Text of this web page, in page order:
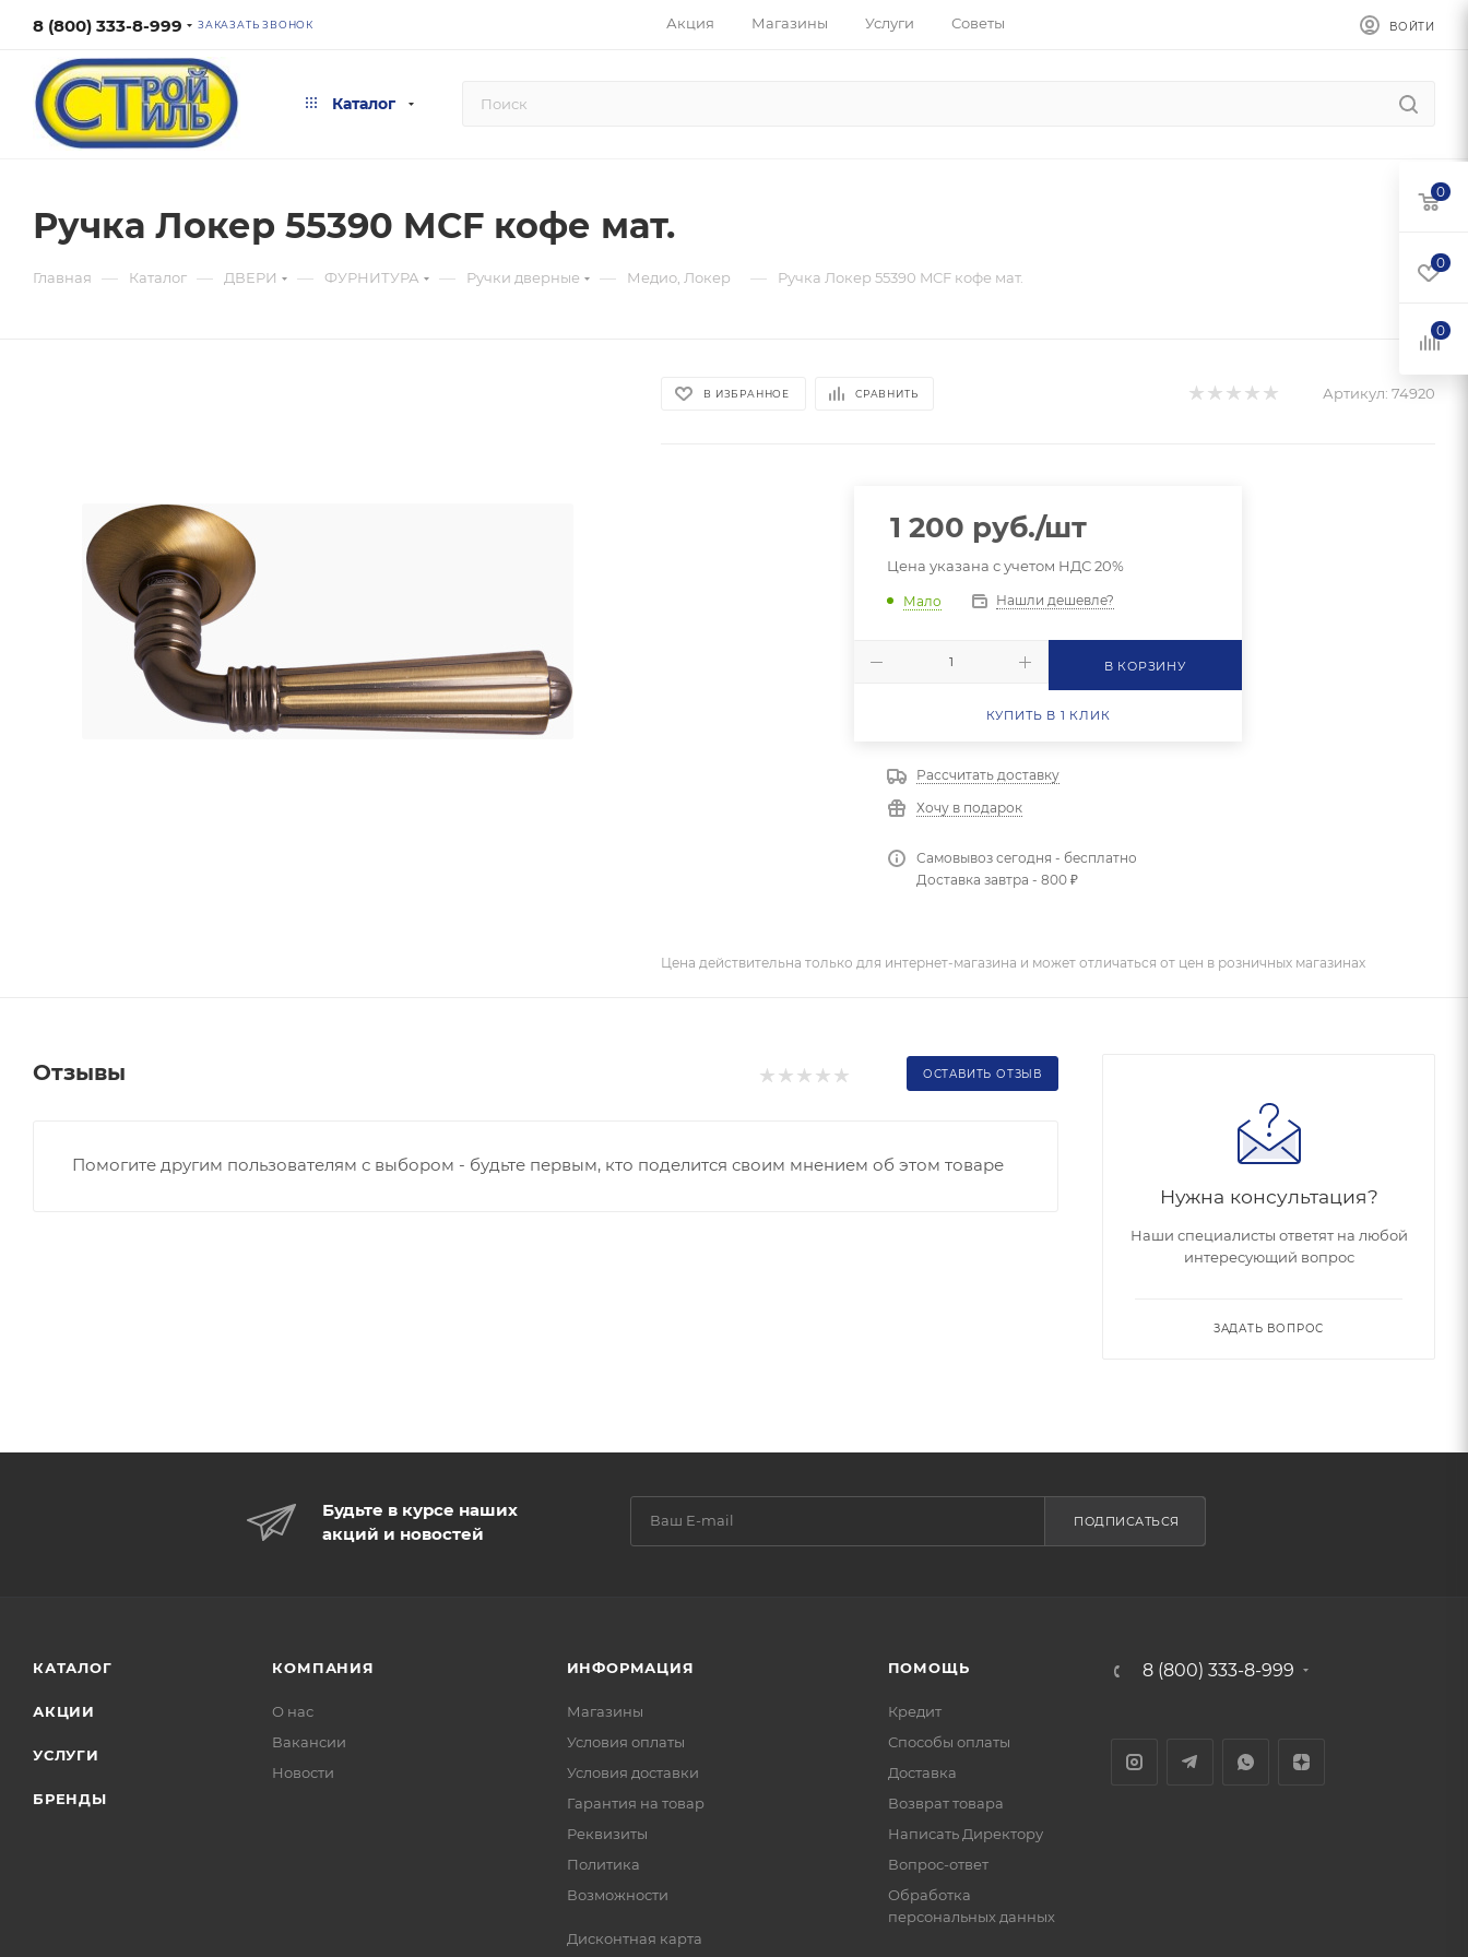
8 (800) 333-8-999 ЗАКАЗАТЬ ЗВОНОК Акция Магазины Услуги Советы ВОЙТИ
Каталог
Ручка Локер 55390 MCF кофе мат.
Главная — Каталог — ДВЕРИ — ФУРНИТУРА — Ручки дверные — Медио, Локер — Ручка Локер 55390 MCF кофе мат.
В ИЗБРАННОЕ СРАВНИТЬ Артикул: 74920
1 200 руб./шт
Цена указана с учетом НДС 20%
Мало Нашли дешевле?
В КОРЗИНУ
КУПИТЬ В 1 КЛИК
Рассчитать доставку
Хочу в подарок
Самовывоз сегодня - бесплатно
Доставка завтра - 800 ₽
Цена действительна только для интернет-магазина и может отличаться от цен в розничных магазинах
Отзывы ОСТАВИТЬ ОТЗЫВ
Помогите другим пользователям с выбором - будьте первым, кто поделится своим мнением об этом товаре
Нужна консультация?
Наши специалисты ответят на любой
интересующий вопрос
ЗАДАТЬ ВОПРОС
Будьте в курсе наших
акций и новостей
ПОДПИСАТЬСЯ
КАТАЛОГ
АКЦИИ
УСЛУГИ
БРЕНДЫ
КОМПАНИЯ
О нас
Вакансии
Новости
ИНФОРМАЦИЯ
Магазины
Условия оплаты
Условия доставки
Гарантия на товар
Реквизиты
Политика
Возможности
Дисконтная карта
ПОМОЩЬ
Кредит
Способы оплаты
Доставка
Возврат товара
Написать Директору
Вопрос-ответ
Обработка
персональных данных
8 (800) 333-8-999
0
0
0